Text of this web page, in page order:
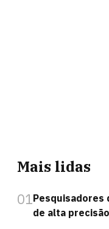
Mais lidas
01Pesquisadores
de alta